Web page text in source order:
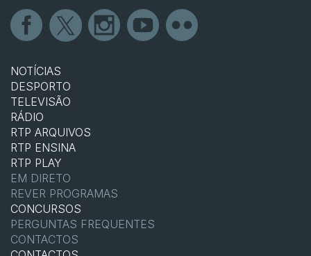
NOTÍCIAS
DESPORTO
TELEVISÃO
RÁDIO
RTP ARQUIVOS
RTP ENSINA
RTP PLAY
EM DIRETO
REVER PROGRAMAS
CONCURSOS
PERGUNTAS FREQUENTES
CONTACTOS